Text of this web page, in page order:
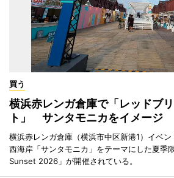
買う
横浜赤レンガ倉庫で「レッドブ
ト」 サンタモニカをイメージ
横浜赤レンガ倉庫（横浜市中区新港1）イベ
西海岸「サンタモニカ」をテーマにした夏季
Sunset 2026」が開催されている。